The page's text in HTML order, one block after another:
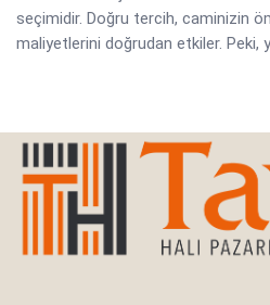
seçimidir. Doğru tercih, caminizin
maliyetlerini doğrudan etkiler. Peki,